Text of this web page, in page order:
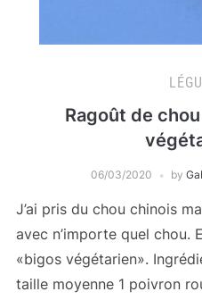
Ragoût de
06/03/2020 by
J’ai pris du chou chinois
avec n’importe quel chou.
«bigos végétarien».
taille moyenne 1 poivron